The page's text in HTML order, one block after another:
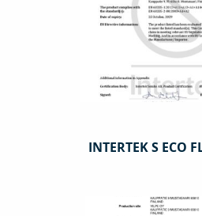
INTERTEK S ECO